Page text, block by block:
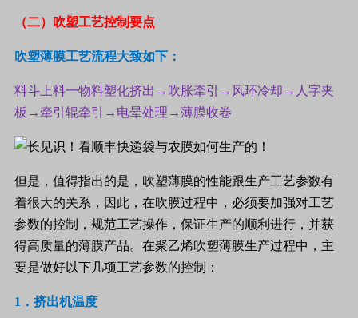
（二）吹塑工艺控制要点
吹塑薄膜工艺流程大致如下：
料斗上料一物料塑化挤出→吹胀牵引→风环冷却→人字夹
板→牵引辊牵引→电晕处理→薄膜收卷
但是，值得指出的是，吹塑薄膜的性能跟生产工艺参数有
着很大的关系，因此，在吹膜过程中，必须要加强对工艺
参数的控制，规范工艺操作，保证生产的顺利进行，并获
得高质量的薄膜产品。在聚乙烯吹塑薄膜生产过程中，主
要是做好以下几项工艺参数的控制：
1 ．挤出机温度